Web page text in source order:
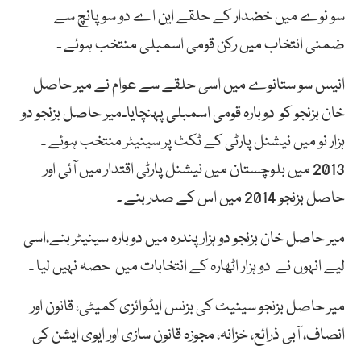
سو نوے میں خضدار کے حلقے این اے دو سو پانچ سے
ضمنی انتخاب میں رکن قومی اسمبلی منتخب ہوئے ۔
انیس سو ستانوے میں اسی حلقے سے عوام نے میر حاصل
خان بزنجو کو دوبارہ قومی اسمبلی پہنچایا۔میر حاصل بزنجو دو
ہزار نو میں نیشنل پارٹی کے ٹکٹ پر سینیٹر منتخب ہوئے ۔
2013 میں بلوچستان میں نیشنل پارٹی اقتدار میں آئی اور
حاصل بزنجو 2014 میں اس کے صدر بنے ۔
میر حاصل خان بزنجو دو ہزار پندرہ میں دوبارہ سینیٹر بنے،اسی
لیے انہوں نے دو ہزار اٹھارہ کے انتخابات میں حصہ نہیں لیا ۔
میر حاصل بزنجو سینیٹ کی بزنس ایڈوائزی کمیٹی، قانون اور
انصاف، آبی ذرائع، خزانہ، مجوزہ قانون سازی اور ایوی ایشن کی